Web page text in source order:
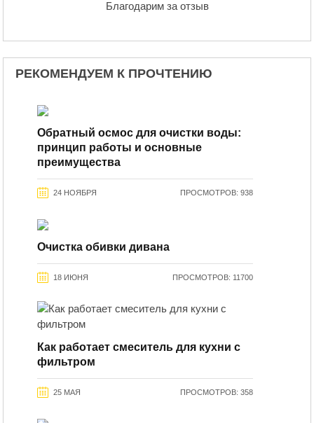
Благодарим за отзыв
РЕКОМЕНДУЕМ К ПРОЧТЕНИЮ
Обратный осмос для очистки воды:
принцип работы и основные
преимущества
24 НОЯБРЯ ПРОСМОТРОВ: 938
Очистка обивки дивана
18 ИЮНЯ ПРОСМОТРОВ: 11700
Как работает смеситель для кухни с
фильтром
25 МАЯ ПРОСМОТРОВ: 358